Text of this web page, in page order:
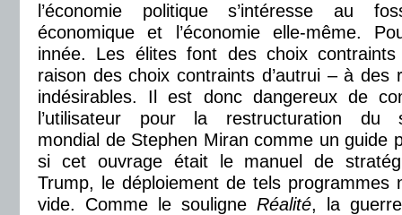
l’économie politique s’intéresse au
économique et l’économie elle-même.
innée. Les élites font des choix
raison des choix contraints d’autrui – à des
indésirables. Il est donc dangereux de
l’utilisateur pour la restructuration du
mondial de Stephen Miran comme un guide
si cet ouvrage était le manuel de
Trump, le déploiement de tels programmes
vide. Comme le souligne Réalité, la